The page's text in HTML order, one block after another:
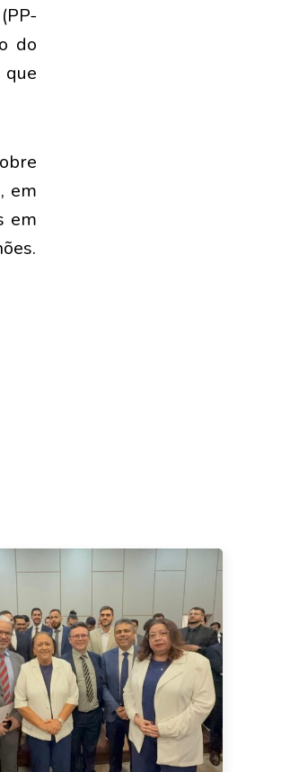
do
em
em